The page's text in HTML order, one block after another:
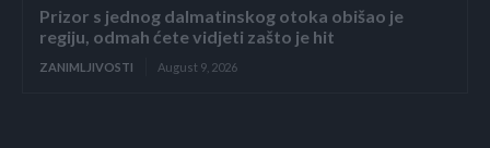
Prizor s jednog dalmatinskog otoka obišao je
regiju, odmah ćete vidjeti zašto je hit
ZANIMLJIVOSTI August 9, 2026